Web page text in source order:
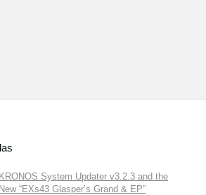
KRONOS System Updater v3.2.3 and the
New “EXs43 Glasper’s Grand & EP”